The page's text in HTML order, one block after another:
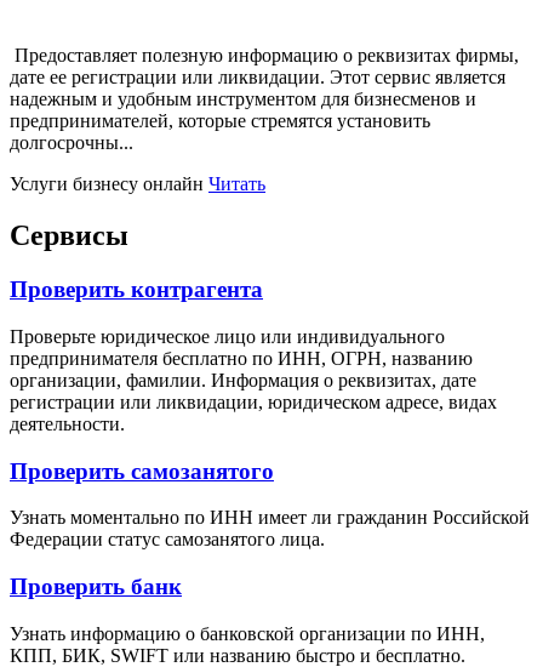
Предоставляет полезную информацию о реквизитах фирмы,
дате ее регистрации или ликвидации. Этот сервис является
надежным и удобным инструментом для бизнесменов и
предпринимателей, которые стремятся установить
долгосрочны...
Услуги бизнесу онлайн Читать
Сервисы
Проверить контрагента
Проверьте юридическое лицо или индивидуального
предпринимателя бесплатно по ИНН, ОГРН, названию
организации, фамилии. Информация о реквизитах, дате
регистрации или ликвидации, юридическом адресе, видах
деятельности.
Проверить самозанятого
Узнать моментально по ИНН имеет ли гражданин Российской
Федерации статус самозанятого лица.
Проверить банк
Узнать информацию о банковской организации по ИНН,
КПП, БИК, SWIFT или названию быстро и бесплатно.